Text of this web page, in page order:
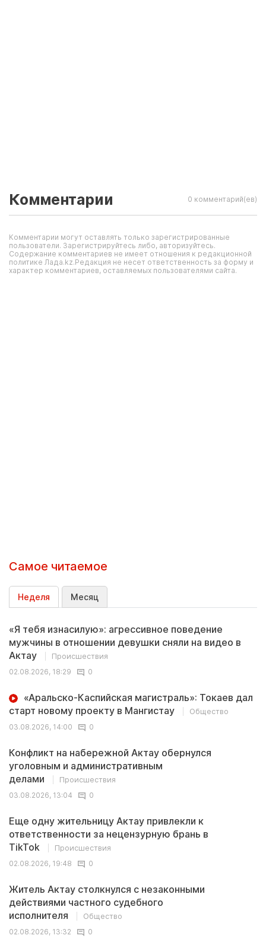
Комментарии 0 комментарий(ев)
Комментарии могут оставлять только зарегистрированные
пользователи. Зарегистрируйтесь либо, авторизуйтесь.
Содержание комментариев не имеет отношения к редакционной
политике Лада.kz.Редакция не несет ответственность за форму и
характер комментариев, оставляемых пользователями сайта.
Самое читаемое
Неделя Месяц
«Я тебя изнасилую»: агрессивное поведение
мужчины в отношении девушки сняли на видео в
Актау
Происшествия
02.08.2026, 18:29
0
«Аральско-Каспийская магистраль»: Токаев дал
старт новому проекту в Мангистау
Общество
03.08.2026, 14:00
0
Конфликт на набережной Актау обернулся
уголовным и административным
делами
Происшествия
03.08.2026, 13:04
0
Еще одну жительницу Актау привлекли к
ответственности за нецензурную брань в
TikTok
Происшествия
02.08.2026, 19:48
0
Житель Актау столкнулся с незаконными
действиями частного судебного
исполнителя
Общество
02.08.2026, 13:32
0